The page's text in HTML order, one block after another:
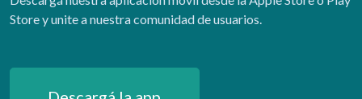
Store y unite a nuestra comunidad de usuarios.